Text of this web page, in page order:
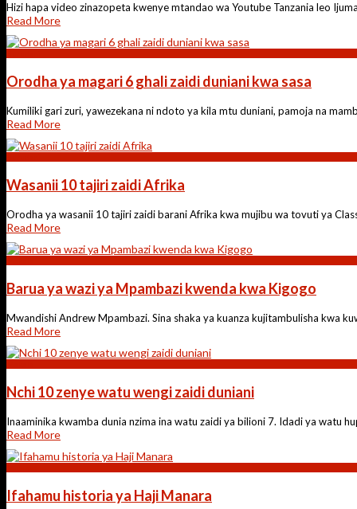
Hizi hapa video zinazopeta kwenye mtandao wa Youtube Tanzania leo
Read More
Orodha ya magari 6 ghali zaidi duniani kwa sasa
Kumiliki gari zuri, yawezekana ni ndoto ya kila mtu duniani, pamoja na
Read More
Wasanii 10 tajiri zaidi Afrika
Orodha ya wasanii 10 tajiri zaidi barani Afrika kwa mujibu wa tovuti ya
Read More
Barua ya wazi ya Mpambazi kwenda kwa Kigogo
Mwandishi Andrew Mpambazi. Sina shaka ya kuanza kujitambulisha kwa
Read More
Nchi 10 zenye watu wengi zaidi duniani
Inaaminika kwamba dunia nzima ina watu zaidi ya bilioni 7. Idadi ya watu
Read More
Ifahamu historia ya Haji Manara